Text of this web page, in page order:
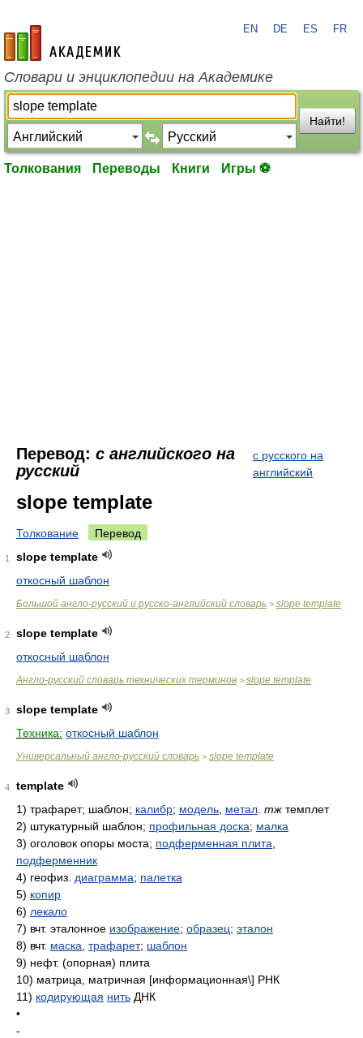
academic.ru
EN DE ES FR
Словари и энциклопедии на Академике
Найти!
Толкования Переводы Книги Игры ⚽
Перевод: с английского на
русский
с русского на
английский
slope template
Толкование Перевод
1
slope template
откосный шаблон
Большой англо-русский и русско-английский словарь > slope template
2
slope template
откосный шаблон
Англо-русский словарь технических терминов > slope template
3
slope template
Техника: откосный шаблон
Универсальный англо-русский словарь > slope template
4
template
1) трафарет; шаблон; калибр; модель метал тж темплет
2) штукатурный шаблон; профильная доска; малка
3) оголовок опоры моста; подферменная плита
подферменник
4) геофиз. диаграмма; палетка
5) копир
6) лекало
7) вчт. эталонное изображение; образец; эталон
8) вчт. маска трафарет; шаблон
9) нефт. (опорная) плита
10) матрица, матричная [информационная\] РНК
11) кодирующая нить ДНК
•
-